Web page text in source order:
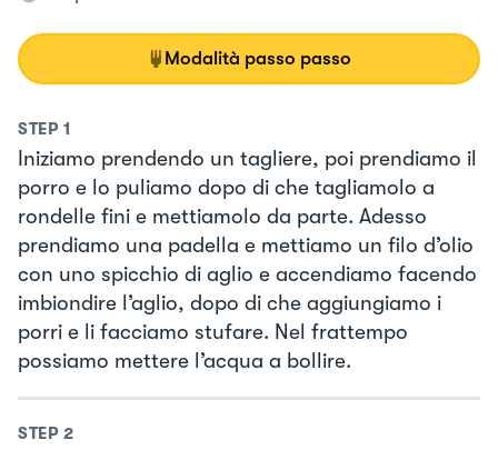
Modalità passo passo
STEP 1
Iniziamo prendendo un tagliere, poi prendiamo il
porro e lo puliamo dopo di che tagliamolo a
rondelle fini e mettiamolo da parte. Adesso
prendiamo una padella e mettiamo un filo d’olio
con uno spicchio di aglio e accendiamo facendo
imbiondire l’aglio, dopo di che aggiungiamo i
porri e li facciamo stufare. Nel frattempo
possiamo mettere l’acqua a bollire.
STEP 2